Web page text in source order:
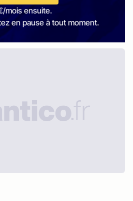
mois ensuite.
en pause à tout moment.